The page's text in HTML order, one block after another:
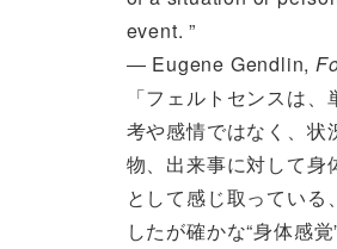
event. ”
― Eugene Gendlin,
「フェルトセンスは、
考や感情ではなく、状
物、出来事に対して身
として感じ取っている
したが確かな“身体感覚